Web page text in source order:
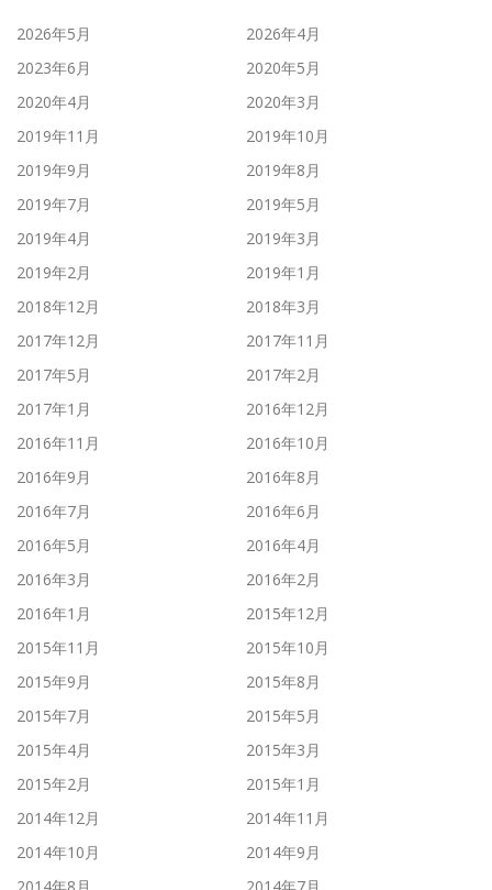
2026年5月
2026年4月
2023年6月
2020年5月
2020年4月
2020年3月
2019年11月
2019年10月
2019年9月
2019年8月
2019年7月
2019年5月
2019年4月
2019年3月
2019年2月
2019年1月
2018年12月
2018年3月
2017年12月
2017年11月
2017年5月
2017年2月
2017年1月
2016年12月
2016年11月
2016年10月
2016年9月
2016年8月
2016年7月
2016年6月
2016年5月
2016年4月
2016年3月
2016年2月
2016年1月
2015年12月
2015年11月
2015年10月
2015年9月
2015年8月
2015年7月
2015年5月
2015年4月
2015年3月
2015年2月
2015年1月
2014年12月
2014年11月
2014年10月
2014年9月